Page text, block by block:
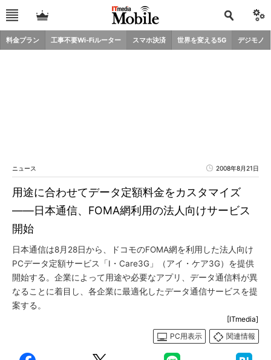
料金プラン 工事不要Wi-Fiルーター スマホ決済 世界を変える5G デジモノ
ニュース 2008年8月21日
用途に合わせてデータ定額料金をカスタマイズ
――日本通信、FOMA網利用の法人向けサービス
開始
日本通信は8月28日から、ドコモのFOMA網を利用した法人向け
PCデータ定額サービス「I・Care3G」（アイ・ケア3G）を提供
開始する。企業によって用途や必要なアプリ、データ通信料が異
なることに着目し、各企業に最適化したデータ通信サービスを提
案する。
[ITmedia]
PC用表示
関連情報